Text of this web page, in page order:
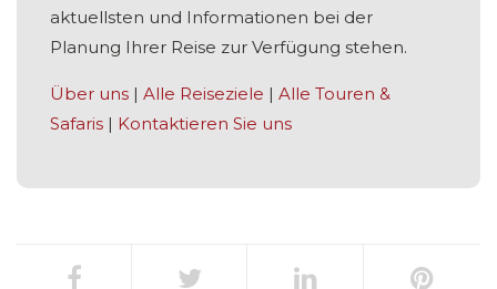
aktuellsten und Informationen bei der
Planung Ihrer Reise zur Verfügung stehen.
Über uns | Alle Reiseziele | Alle Touren &
Safaris | Kontaktieren Sie uns